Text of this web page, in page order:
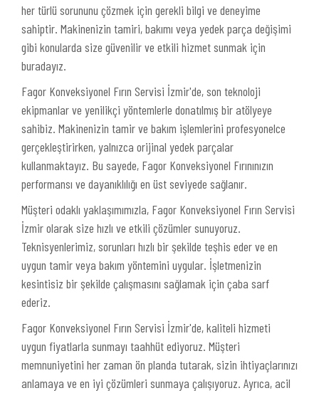
her türlü sorununu çözmek için gerekli bilgi ve deneyime
sahiptir. Makinenizin tamiri, bakımı veya yedek parça değişimi
gibi konularda size güvenilir ve etkili hizmet sunmak için
buradayız.
Fagor Konveksiyonel Fırın Servisi İzmir'de, son teknoloji
ekipmanlar ve yenilikçi yöntemlerle donatılmış bir atölyeye
sahibiz. Makinenizin tamir ve bakım işlemlerini profesyonelce
gerçekleştirirken, yalnızca orijinal yedek parçalar
kullanmaktayız. Bu sayede, Fagor Konveksiyonel Fırınınızın
performansı ve dayanıklılığı en üst seviyede sağlanır.
Müşteri odaklı yaklaşımımızla, Fagor Konveksiyonel Fırın Servisi
İzmir olarak size hızlı ve etkili çözümler sunuyoruz.
Teknisyenlerimiz, sorunları hızlı bir şekilde teşhis eder ve en
uygun tamir veya bakım yöntemini uygular. İşletmenizin
kesintisiz bir şekilde çalışmasını sağlamak için çaba sarf
ederiz.
Fagor Konveksiyonel Fırın Servisi İzmir'de, kaliteli hizmeti
uygun fiyatlarla sunmayı taahhüt ediyoruz. Müşteri
memnuniyetini her zaman ön planda tutarak, sizin ihtiyaçlarınızı
anlamaya ve en iyi çözümleri sunmaya çalışıyoruz. Ayrıca, acil